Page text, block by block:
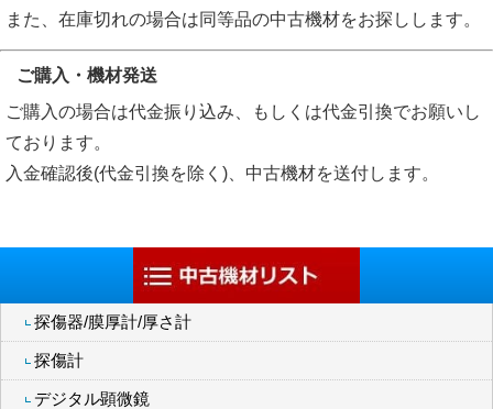
また、在庫切れの場合は同等品の中古機材をお探しします。
ご購入・機材発送
ご購入の場合は代金振り込み、もしくは代金引換でお願いし
ております。
入金確認後(代金引換を除く)、中古機材を送付します。
探傷器/膜厚計/厚さ計
探傷計
デジタル顕微鏡